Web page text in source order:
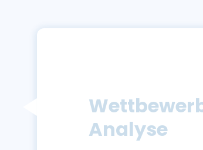
Analyse